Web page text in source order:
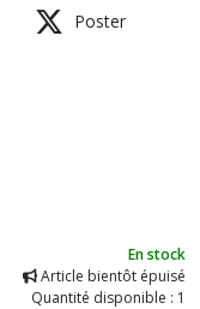
Poster
En stock
Article bientôt épuisé
Quantité disponible : 1